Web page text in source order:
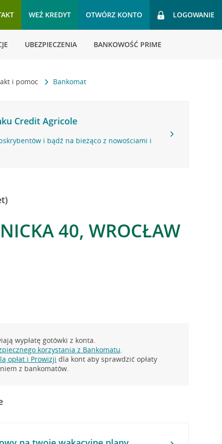
WEŹ KREDYT OTWÓRZ KONTO LOGOWANIE
UBEZPIECZENIA BANKOWOŚĆ PRIME
i pomoc Bankomat
Credit Agricole
i bądź na bieżąco z nowościami i
40, WROCŁAW
wypłatę gotówki z konta.
korzystania z Bankomatu.
opłat i Prowizji dla kont aby sprawdzić opłaty
z bankomatów.